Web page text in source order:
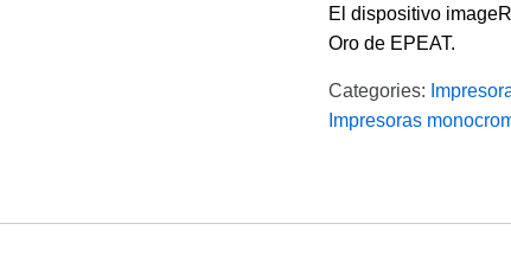
El dispositivo
Oro de EPEAT.
Categories:
Impresoras